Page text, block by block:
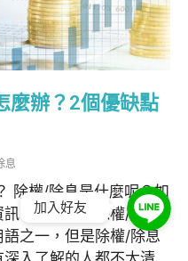
麼辦？2個優缺點
息
除權/除息是什麼呢？如
，那麼想必除權/除息
之一，但是除權/除息
加入好友